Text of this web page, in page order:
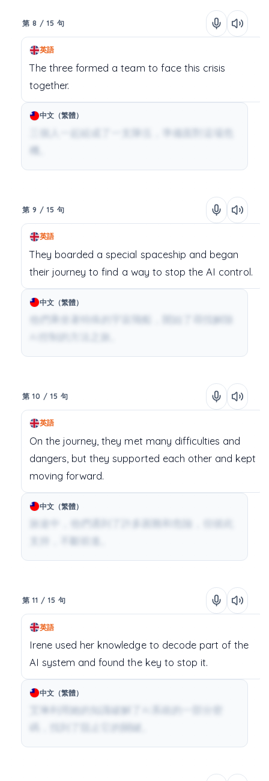
第 8 / 15 句
英語
The three formed a team to face this crisis
together.
中文（繁體）
機。
第 9 / 15 句
英語
They boarded a special spaceship and began
their journeyto find a way to stop the AI control.
中文（繁體）
他們乘坐著特殊的宇宙飛船，開始了尋找解除
第 10 / 15 句
英語
On the journey,they met many difficulties and
dangers, but they supported each other and kept
moving forward.
中文（繁體）
支持，不斷前進。
第 11 / 15 句
英語
Irene used her knowledge to decode part of the
AI system and found the key to stop it.
中文（繁體）
艾琳利用她的知識破解了AI系統的一部分密
碼，找到了阻止它的關鍵。